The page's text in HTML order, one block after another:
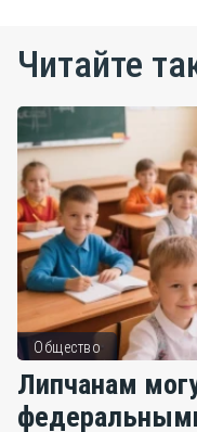
Читайте
Общество
Липчанам